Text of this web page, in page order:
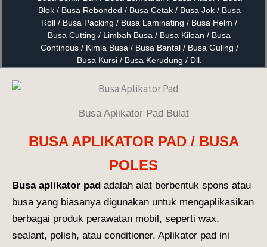
Blok / Busa Rebonded / Busa Cetak / Busa Jok / Busa
Roll / Busa Packing / Busa Laminating / Busa Helm /
Busa Cutting / Limbah Busa / Busa Kiloan / Busa
Continous / Kimia Busa / Busa Bantal / Busa Guling /
Busa Kursi / Busa Kerudung / Dll.
Busa Aplikator Pad Bulat
BUSA APLIKATOR PAD / BUSA
POLES
Busa aplikator pad adalah alat berbentuk spons atau
busa yang biasanya digunakan untuk mengaplikasikan
berbagai produk perawatan mobil, seperti wax,
sealant, polish, atau conditioner. Aplikator pad ini